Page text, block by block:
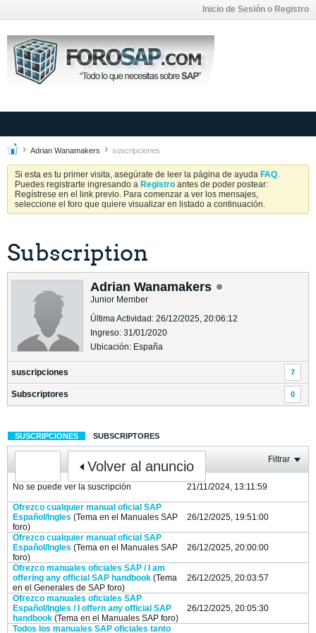
Inicio de Sesión o Registro
Adrian Wanamakers suscripciones
Si esta es tu primer visita, asegúrate de leer la página de ayuda FAQ.
Puedes registrarte ingresando a Registro antes de poder postear:
Regístrese en el link previo. Para comenzar a ver los mensajes,
seleccione el foro que quiere visualizar en listado a continuación.
Subscription
Adrian Wanamakers
Junior Member
Última Actividad: 26/12/2025, 20:06:12
Ingreso: 31/01/2020
Ubicación: España
suscripciones 7
Subscriptores 0
SUSCRIPCIONES SUBSCRIPTORES
Volver al anuncio Filtrar
No se puede ver la suscripción 21/11/2024, 13:11:59
Ofrezco cualquier manual oficial SAP
Español/Ingles (Tema en el
Manuales SAP
foro)
26/12/2025, 19:51:00
Ofrezco cualquier manual oficial SAP
Español/Ingles (Tema en el
Manuales SAP
foro)
26/12/2025, 20:00:00
Ofrezco manuales oficiales SAP / I am
offering any official SAP handbook (Tema
en el Generales de SAP foro)
26/12/2025, 20:03:57
Ofrezco manuales oficiales SAP
Español/Ingles / I offern any official SAP
handbook (Tema en el Manuales SAP foro)
26/12/2025, 20:05:30
Todos los manuales SAP oficiales tanto